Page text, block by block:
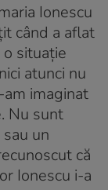
Ionescu
când a aflat
o situație
atunci nu
imaginat
Nu sunt
un
că
Ionescu i-a